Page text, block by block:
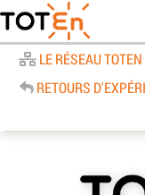
LE RÉSEAU TOTEN
RETOURS